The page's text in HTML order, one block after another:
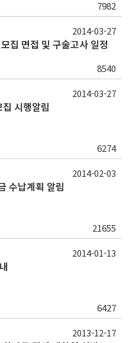
7982
집 면접 및 구술고사 일정
8540
2014-03-27
시행알림
6274
2014-03-27
수납계획 알림
21655
2014-02-03
6427
2014-01-13
2013-12-17